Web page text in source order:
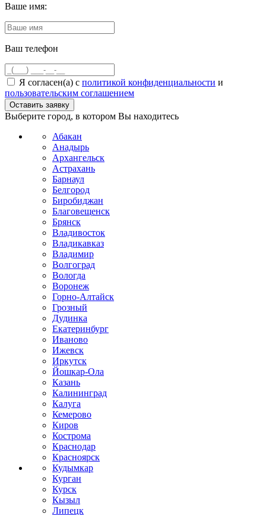
Ваше имя:
Ваш телефон
Я согласен(а) с политикой конфиденциальности и
пользовательским соглашением
Выберите город, в котором Вы находитесь
Абакан
Анадырь
Архангельск
Астрахань
Барнаул
Белгород
Биробиджан
Благовещенск
Брянск
Владивосток
Владикавказ
Владимир
Волгоград
Вологда
Воронеж
Горно-Алтайск
Грозный
Дудинка
Екатеринбург
Иваново
Ижевск
Иркутск
Йошкар-Ола
Казань
Калининград
Калуга
Кемерово
Киров
Кострома
Краснодар
Красноярск
Кудымкар
Курган
Курск
Кызыл
Липецк